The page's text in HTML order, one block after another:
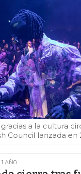
a la cultura
Council lanzada en
AÑO